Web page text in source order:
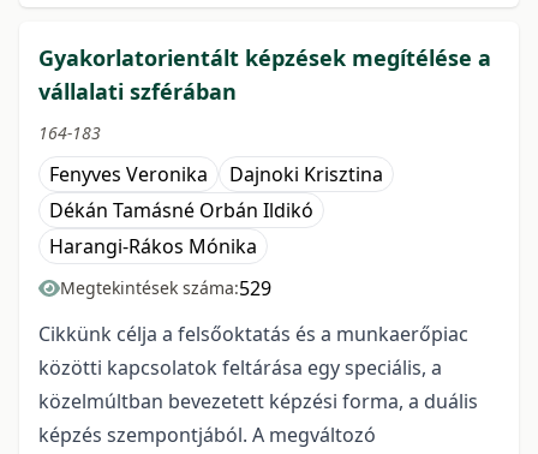
Gyakorlatorientált képzések megítélése a
vállalati szférában
164-183
Fenyves Veronika
Dajnoki Krisztina
Dékán Tamásné Orbán Ildikó
Harangi-Rákos Mónika
Megtekintések száma:529
Cikkünk célja a felsőoktatás és a munkaerőpiac
közötti kapcsolatok feltárása egy speciális, a
közelmúltban bevezetett képzési forma, a duális
képzés szempontjából. A megváltozó